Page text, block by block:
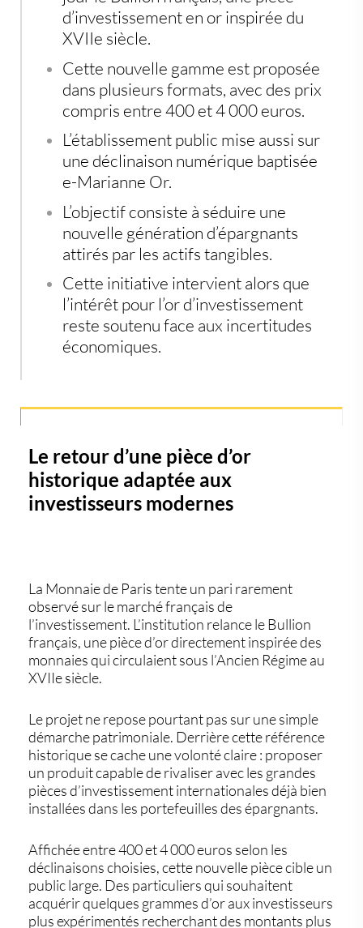
recherchée
d’investissement en or inspirée du
XVIIe siècle.
Cette nouvelle gamme est proposée
dans plusieurs formats, avec des prix
compris entre 400 et 4 000 euros.
L’établissement public mise aussi sur
une déclinaison numérique baptisée
e-Marianne Or.
L’objectif consiste à séduire une
nouvelle génération d’épargnants
attirés par les actifs tangibles.
Cette initiative intervient alors que
l’intérêt pour l’or d’investissement
reste soutenu face aux incertitudes
économiques.
Le retour d’une pièce d’or
historique adaptée aux
investisseurs modernes
La Monnaie de Paris tente un pari rarement
observé sur le marché français de
l’investissement. L’institution relance leBullion
français, une pièce d’or directement inspirée des
monnaies qui circulaient sous l’Ancien Régime au
XVIIe siècle.
Le projet ne repose pourtant pas sur une simple
démarche patrimoniale. Derrière cette référence
historique se cache une volonté claire : proposer
un produit capable de rivaliser avec les grandes
pièces d’investissement internationales déjà bien
installées dans les portefeuilles des épargnants.
Affichée entre 400 et 4 000 euros selon les
déclinaisons choisies, cette nouvelle pièce cible un
public large. Des particuliers qui souhaitent
acquérir quelques grammes d’or aux investisseurs
plus expérimentés recherchant des montants plus